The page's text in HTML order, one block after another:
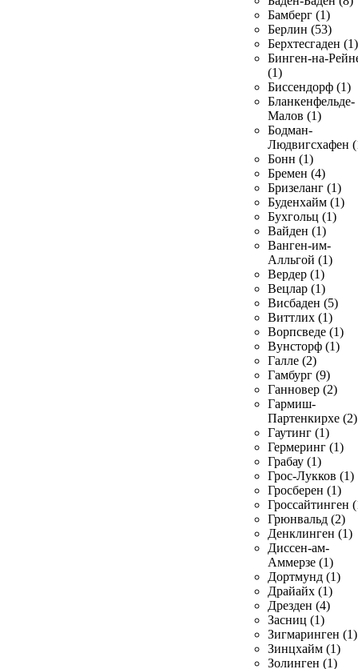
Бамберг (1)
Берлин (53)
Берхтесгаден (1)
Бинген-на-
(1)
Биссендорф (1)
Бланкенфельде-
Малов (1)
Бодман-
Людвигсхафен
Бонн (1)
Бремен (4)
Бризеланг (1)
Буденхайм (1)
Бухгольц (1)
Вайден (1)
Ванген-им-
Алльгой (1)
Вердер (1)
Вецлар (1)
Висбаден (5)
Виттлих (1)
Ворпсведе (1)
Вунсторф (1)
Галле (2)
Гамбург (9)
Ганновер (2)
Гармиш-
Партенкирхе (2)
Гаутинг (1)
Гермеринг (1)
Грабау (1)
Грос-Лукков (1)
Гросберен (1)
Гроссайтинген
Грюнвальд (2)
Денклинген (1)
Диссен-ам-
Аммерзе (1)
Дортмунд (1)
Драйайх (1)
Дрезден (4)
Засниц (1)
Зигмаринген (1)
Зинцхайм (1)
Золинген (1)